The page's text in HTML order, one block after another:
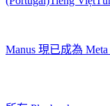
Manus 現已成為